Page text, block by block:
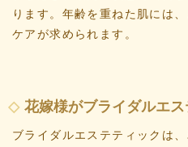
ります。年齢を重ねた肌には
ケアが求められます。
花嫁様がブライダルエ
ブライダルエステティックは